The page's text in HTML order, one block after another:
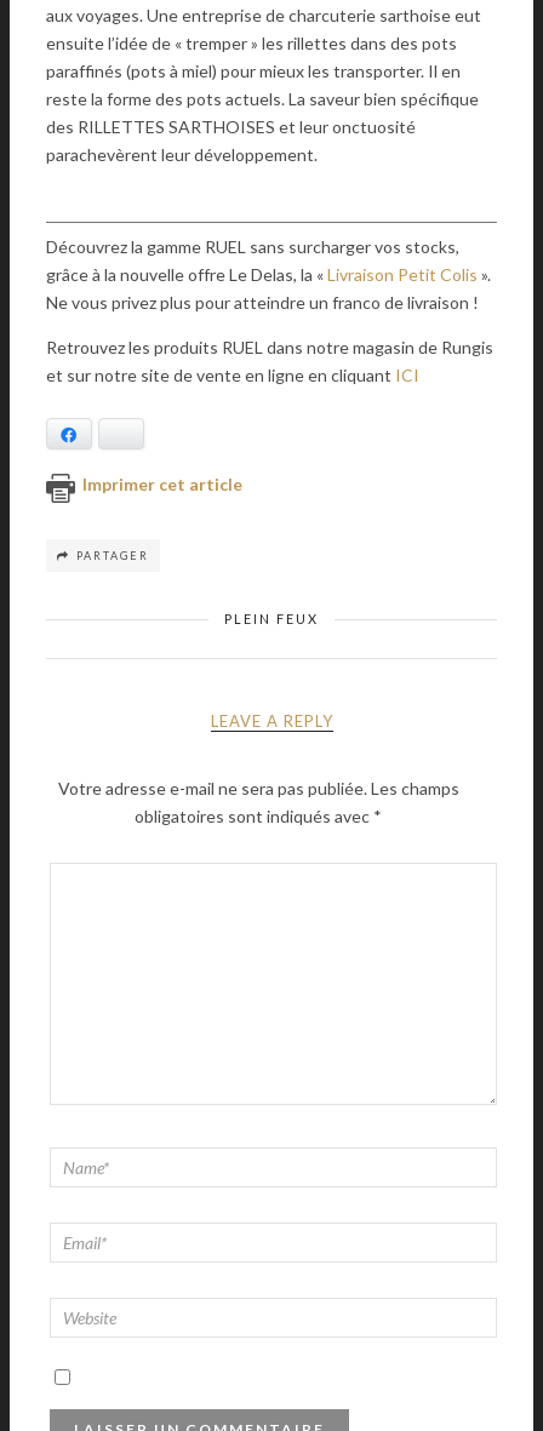
aux voyages. Une entreprise de charcuterie sarthoise eut
ensuite l’idée de « tremper » les rillettes dans des pots
paraffinés (pots à miel) pour mieux les transporter. Il en
reste la forme des pots actuels. La saveur bien spécifique
des RILLETTES SARTHOISES et leur onctuosité
parachevèrent leur développement.
Découvrez la gamme RUEL sans surcharger vos stocks,
grâce à la nouvelle offre Le Delas, la «Livraison Petit Colis ».
Ne vous privez plus pour atteindre un franco de livraison !
Retrouvez les produits RUEL dans notre magasin de Rungis
et sur notre site de vente en ligne en cliquant ICI
Imprimer cet article
PARTAGER
PLEIN FEUX
LEAVE A REPLY
Votre adresse e-mail ne sera pas publiée.Les champs
obligatoires sont indiqués avec *